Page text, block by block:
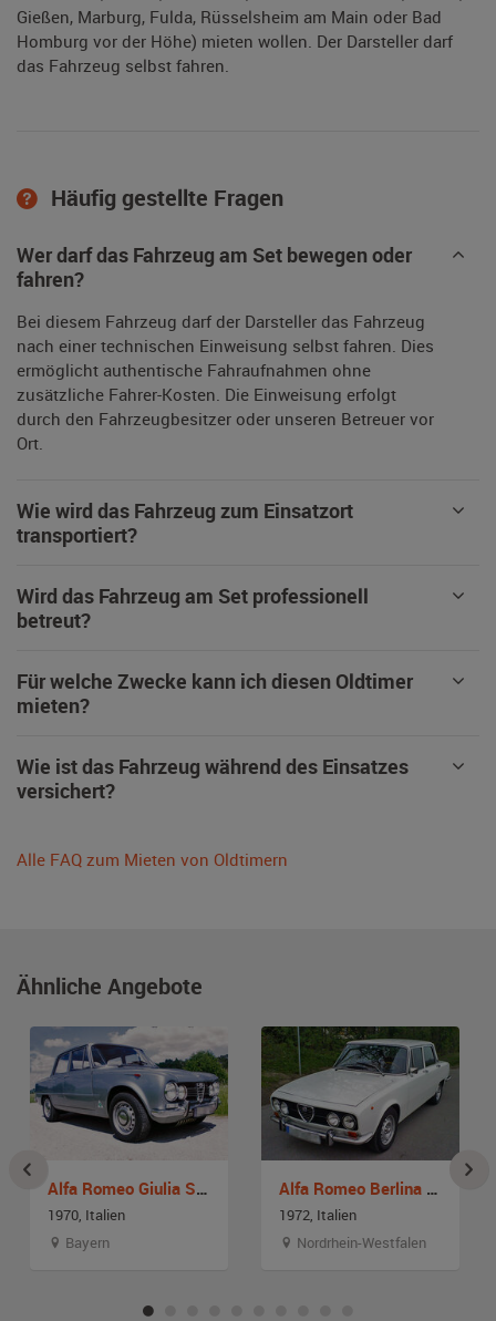
Gießen, Marburg, Fulda, Rüsselsheim am Main oder Bad
Homburg vor der Höhe) mieten wollen. Der Darsteller darf
das Fahrzeug selbst fahren.
Häufig gestellte Fragen
Wer darf das Fahrzeug am Set bewegen oder
fahren?
Bei diesem Fahrzeug darf der Darsteller das Fahrzeug
nach einer technischen Einweisung selbst fahren. Dies
ermöglicht authentische Fahraufnahmen ohne
zusätzliche Fahrer-Kosten. Die Einweisung erfolgt
durch den Fahrzeugbesitzer oder unseren Betreuer vor
Ort.
Wie wird das Fahrzeug zum Einsatzort
transportiert?
Wird das Fahrzeug am Set professionell
betreut?
Für welche Zwecke kann ich diesen Oldtimer
mieten?
Wie ist das Fahrzeug während des Einsatzes
versichert?
Alle FAQ zum Mieten von Oldtimern
Ähnliche Angebote
Alfa Romeo Giulia Super 1600
1970, Italien
Bayern
Alfa Romeo Berlina 2000
1972, Italien
Nordrhein-Westfalen